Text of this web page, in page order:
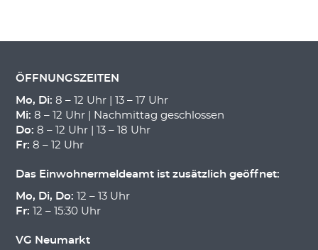
ÖFFNUNGSZEITEN
Mo, Di: 8 – 12 Uhr | 13 – 17 Uhr
Mi: 8 – 12 Uhr | Nachmittag geschlossen
Do: 8 – 12 Uhr | 13 – 18 Uhr
Fr: 8 – 12 Uhr
Das Einwohnermeldeamt ist zusätzlich geöffnet:
Mo, Di, Do: 12 – 13 Uhr
Fr: 12 – 15:30 Uhr
VG Neumarkt